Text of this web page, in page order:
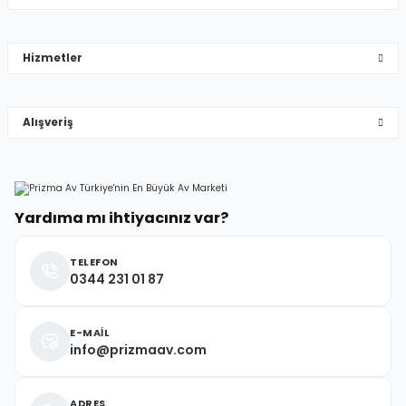
çok hızlı çok ilgillier
Yardıma mı ihtiyacınız var?
TELEFON
0344 231 01 87
E-MAİL
info@prizmaav.com
Hizmetler
Alışveriş